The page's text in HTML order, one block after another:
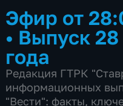
Эфир от
• Выпуск 28
года
Редакция ГТРК
информационных
"Вести": факты,